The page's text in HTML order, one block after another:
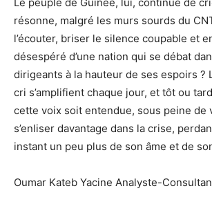
résonne, malgré les murs sourds du
l’écouter, briser le silence coupable et
désespéré d’une nation qui se débat
dirigeants à la hauteur de ses espoirs ?
cri s’amplifient chaque jour, et tôt ou
cette voix soit entendue, sous peine de
s’enliser davantage dans la crise,
instant un peu plus de son âme et de
Oumar Kateb Yacine Analyste-